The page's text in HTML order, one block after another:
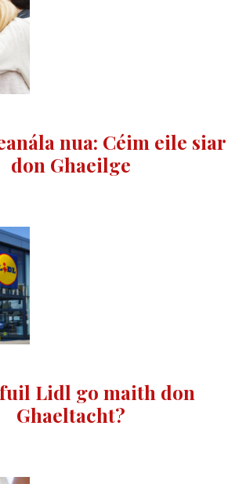
nua: Céim eile siar
don Ghaeilge
Lidl go maith don
Ghaeltacht?